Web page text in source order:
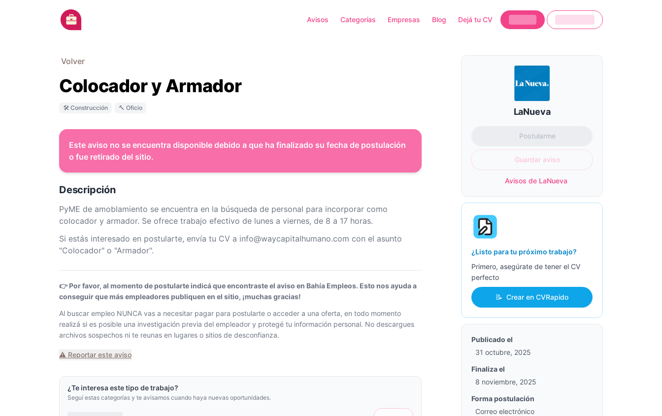
Avisos Categorías Empresas Blog Dejá tu CV
Volver
Colocador y Armador
🛠 Construcción 🔨 Oficio
Este aviso no se encuentra disponible debido a que ha finalizado su fecha de postulación
o fue retirado del sitio.
Descripción
PyME de amoblamiento se encuentra en la búsqueda de personal para incorporar como
colocador y armador. Se ofrece trabajo efectivo de lunes a viernes, de 8 a 17 horas.
Si estás interesado en postularte, envía tu CV a info@waycapitalhumano.com con el asunto
"Colocador" o "Armador".
👉 Por favor, al momento de postularte indicá que encontraste el aviso en Bahía Empleos. Esto nos ayuda a
conseguir que más empleadores publiquen en el sitio, ¡muchas gracias!
Al buscar empleo NUNCA vas a necesitar pagar para postularte o acceder a una oferta, en todo momento
realizá si es posible una investigación previa del empleador y protegé tu información personal. No descargues
archivos sospechos ni te reunas en lugares o sitios de desconfianza.
⚠️ Reportar este aviso
¿Te interesa este tipo de trabajo?
Seguí estas categorías y te avisamos cuando haya nuevas oportunidades.
LaNueva
Postularme
Guardar aviso
Avisos de LaNueva
¿Listo para tu próximo trabajo?
Primero, asegúrate de tener el CV
perfecto
📝 Crear en CVRapido
Publicado el
31 octubre, 2025
Finaliza el
8 noviembre, 2025
Forma postulación
Correo electrónico